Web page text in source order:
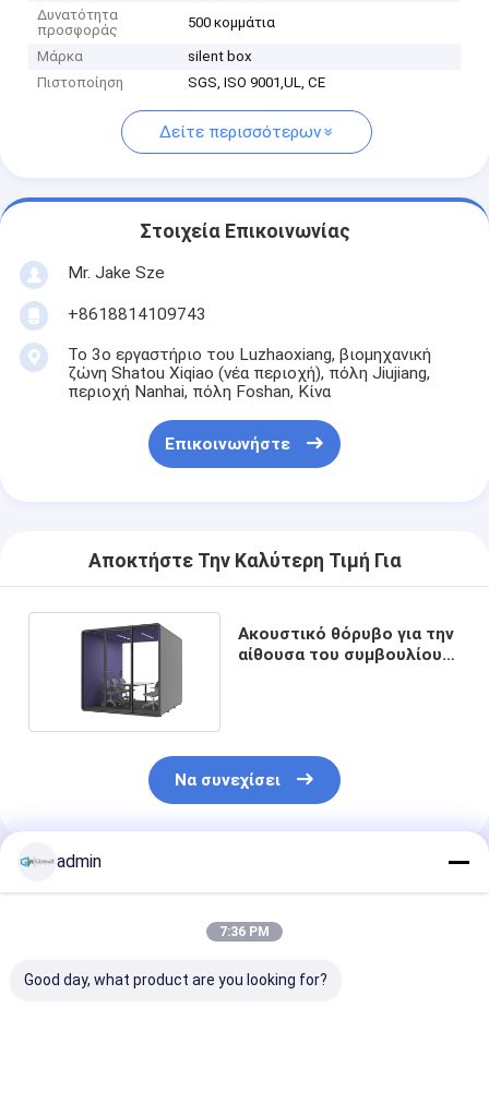
Δυνατότητα
προσφοράς
500 κομμάτια
Μάρκα
silent box
Πιστοποίηση
SGS, ISO 9001,UL, CE
Δείτε περισσότερων
Στοιχεία Επικοινωνίας
Mr. Jake Sze
+8618814109743
Το 3ο εργαστήριο του Luzhaoxiang, βιομηχανική
ζώνη Shatou Xiqiao (νέα περιοχή), πόλη Jiujiang,
περιοχή Nanhai, πόλη Foshan, Κίνα
Επικοινωνήστε
Αποκτήστε Την Καλύτερη Τιμή Για
Ακουστικό θόρυβο για την
αίθουσα του συμβουλίου
Να συνεχίσει
admin
7:36 PM
Good day, what product are you looking for?